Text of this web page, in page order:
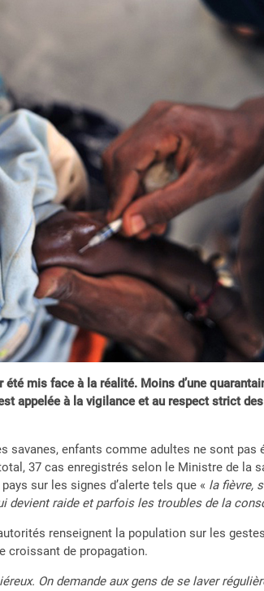
mis face à la réalité. Moins d’une
appelée à la vigilance et au respect strict
savanes, enfants comme adultes ne sont pas
37 cas enregistrés selon le Ministre de la
sur les signes d’alerte tels que « la fièvre,
devient raide et parfois les troubles de la
renseignent la population sur les
croissant de propagation.
On demande aux gens de se laver